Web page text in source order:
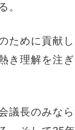
。
ために貢献
き理解を注
議長のみな